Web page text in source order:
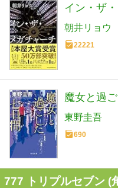
イン・ザ
朝井リョウ
22221
魔女と過
東野圭吾
690
777 トリプルセブン (